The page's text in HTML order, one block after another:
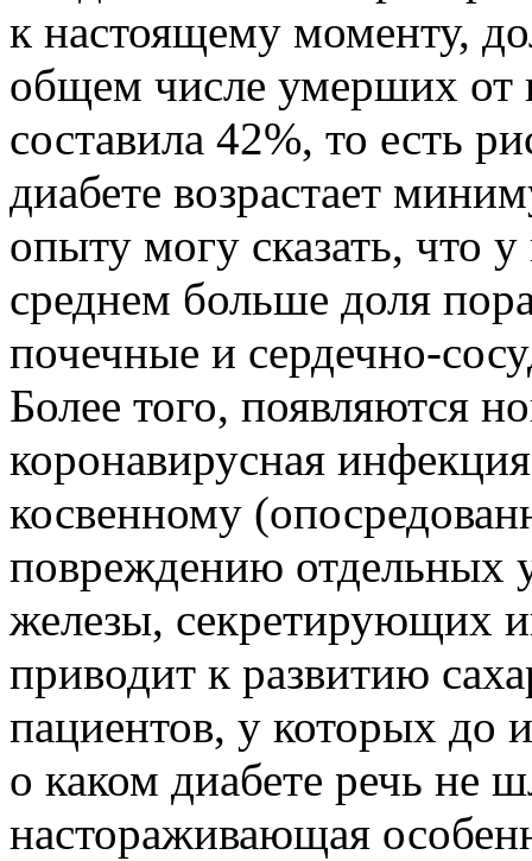
к настоящему моменту,
общем числе умерших от
составила 42%, то есть
диабете возрастает
опыту могу сказать, что
среднем больше доля
почечные и сердечно-
Более того, появляются
коронавирусная
косвенному
повреждению отдельных
железы, секретирующих
приводит к развитию
пациентов, у которых до
о каком диабете речь не
настораживающая